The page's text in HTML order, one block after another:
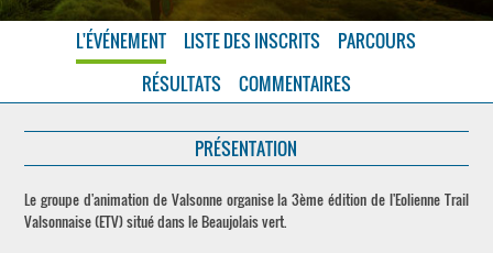
L'ÉVÉNEMENT LISTE DES INSCRITS
PARCOURS
RÉSULTATS
COMMENTAIRES
PRÉSENTATION
Le groupe d'animation de Valsonne organise la 3ème édition de l'Eolienne Trail
Valsonnaise (ETV) situé dans le Beaujolais vert.